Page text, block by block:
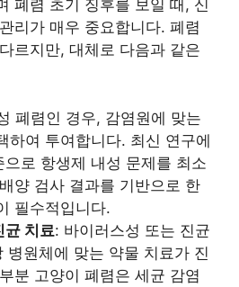
폐렴 초기 징후를 보일 때, 신
리가 매우 중요합니다. 폐렴
르지만, 대체로 다음과 같은
폐렴인 경우, 감염원에 맞는
하여 투여합니다. 최신 연구에
로 항생제 내성 문제를 최소
양 검사 결과를 기반으로 한
필수적입니다.
균 치료: 바이러스성 또는 진균
병원체에 맞는 약물 치료가 진
분 고양이 폐렴은 세균 감염